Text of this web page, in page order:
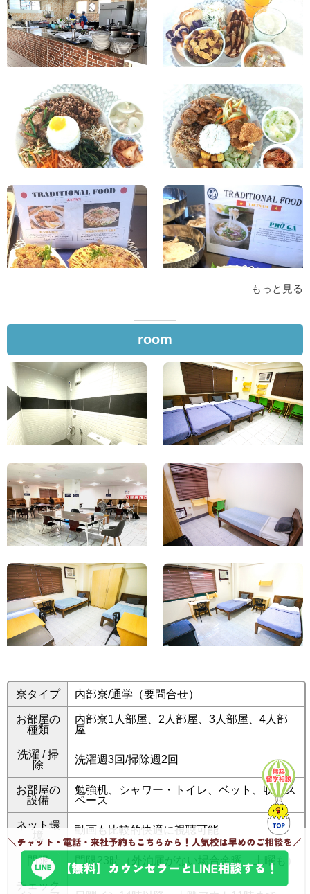
もっと見る
room
寮タイプ 内部寮/通学（要問合せ）
お部屋の
種類
内部寮1人部屋、2人部屋、3人部屋、4人部
屋
洗濯 / 掃
除
洗濯週3回/掃除週2回
お部屋の
設備
勉強机、シャワー・トイレ、ベット、収納ス
ペース
ネット環
動画も比較的快適に視聴可能
門限 門限23時（外泊届がない場合金曜、土曜も）
チェック